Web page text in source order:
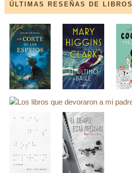
ÚLTIMAS RESEÑAS DE LIBROS